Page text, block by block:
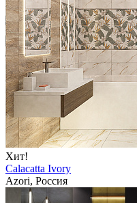
Хит!
Calacatta Ivory
Azori, Россия